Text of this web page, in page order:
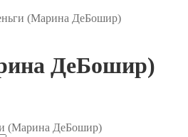
(Марина ДеБошир)
ДеБошир)
(Марина ДеБошир)